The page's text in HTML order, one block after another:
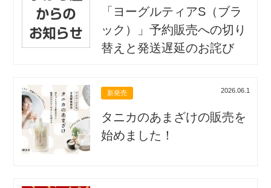
「ヨーグルティアS（ブラ
ック）」予約販売への切り
替えと発送遅延のお詫び
新発売 2026.06.1
タニカのあまざけの販売を
始めました！